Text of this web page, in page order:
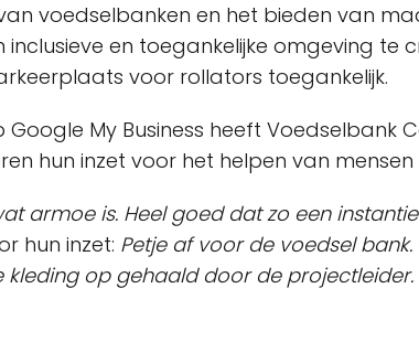
voedselbanken en het bieden van
en toegankelijke omgeving te
voor rollators toegankelijk.
My Business heeft
hun inzet voor het helpen van
armoe is. Heel goed dat zo een
hun inzet: Petje af voor de voedsel bank.
kleding op gehaald door de